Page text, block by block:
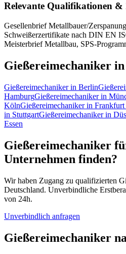
Relevante Qualifikationen
Gesellenbrief Metallbauer/
Schweißerzertifikate nach DIN EN
Meisterbrief Metallbau, SPS-
Gießereimechaniker
Gießereimechanikerin Berlin
HamburgGießereimechanikerin
KölnGießereimechanikerin
in StuttgartGießereimechanikerin
Essen
Gießereimechaniker
Unternehmen finden?
Wir haben Zugang zu qualifizierten
Deutschland. Unverbindliche
von 24h.
Unverbindlich anfragen
Gießereimechaniker